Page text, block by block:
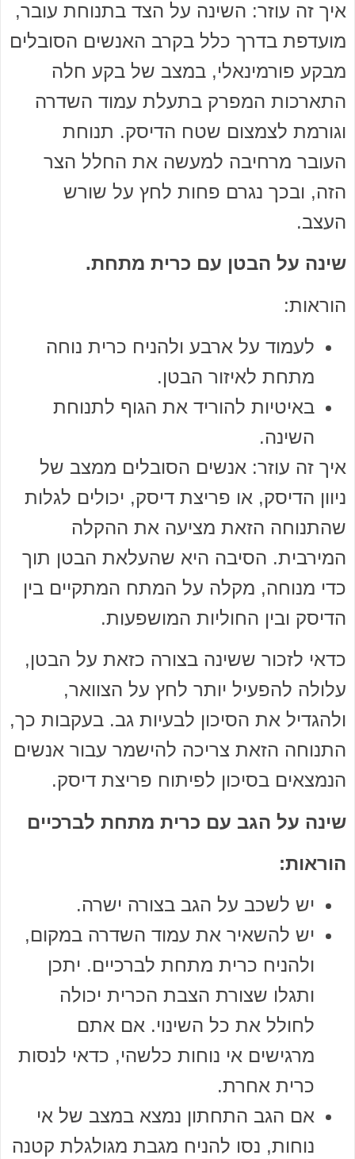
איך זה עוזר: השינה על הצד בתנוחת עובר,
מועדפת בדרך כלל בקרב האנשים הסובלים
מבקע פורמינאלי, במצב של בקע חלה
התארכות המפרק בתעלת עמוד השדרה
וגורמת לצמצום שטח הדיסק. תנוחת
העובר מרחיבה למעשה את החלל הצר
הזה, ובכך נגרם פחות לחץ על שורש
העצב.
שינה על הבטן עם כרית מתחת.
הוראות:
לעמוד על ארבע ולהניח כרית נוחה
מתחת לאיזור הבטן.
באיטיות להוריד את הגוף לתנוחת
השינה.
איך זה עוזר: אנשים הסובלים ממצב של
ניוון הדיסק, או פריצת דיסק, יכולים לגלות
שהתנוחה הזאת מציעה את ההקלה
המירבית. הסיבה היא שהעלאת הבטן תוך
כדי מנוחה, מקלה על המתח המתקיים בין
הדיסק ובין החוליות המושפעות.
כדאי לזכור ששינה בצורה כזאת על הבטן,
עלולה להפעיל יותר לחץ על הצוואר,
ולהגדיל את הסיכון לבעיות גב. בעקבות כך,
התנוחה הזאת צריכה להישמר עבור אנשים
הנמצאים בסיכון לפיתוח פריצת דיסק.
שינה על הגב עם כרית מתחת לברכיים
הוראות:
יש לשכב על הגב בצורה ישרה.
יש להשאיר את עמוד השדרה במקום,
ולהניח כרית מתחת לברכיים. יתכן
ותגלו שצורת הצבת הכרית יכולה
לחולל את כל השינוי. אם אתם
מרגישים אי נוחות כלשהי, כדאי לנסות
כרית אחרת.
אם הגב התחתון נמצא במצב של אי
נוחות, נסו להניח מגבת מגולגלת קטנה